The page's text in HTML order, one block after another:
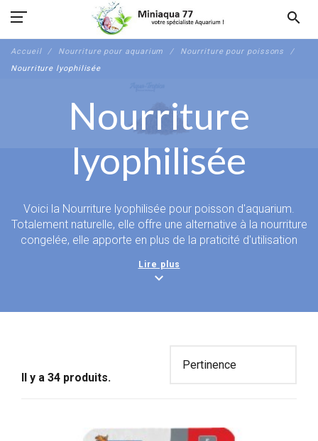
search
Accueil Nourriture pour aquarium
Nourriture pour poissons
Nourriture lyophilisée
Nourriture
lyophilisée
Voici la Nourriture lyophilisée pour poisson d'aquarium.
Totalement naturelle, elle offre une alternative à la nourriture
congelée, elle apporte en plus de la praticité d'utilisation
ce soit en complément ou en nourriture principale, cette
l'environnement en évitant l'emploi de farine de pois
Lire plus
expand_more
Il y a 34 produits.